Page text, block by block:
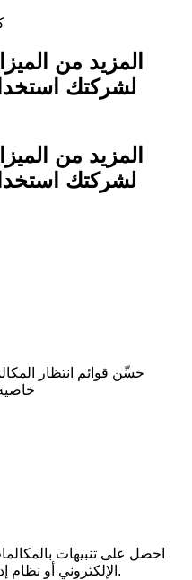
المزيد من
لشركتك
المزيد من
لشركتك
حسِّن قوائم انتظار
احصل على تنبيهات
الإلكتروني أو نظام إدارة علاقات العملاء الخاص بشركتك.